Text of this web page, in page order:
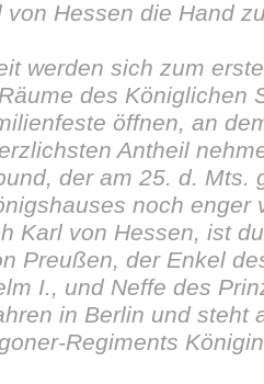
von Hessen die Hand
werden sich zum
des Königlichen
öffnen, an
Antheil
der am 25. d. Mts.
noch enger
Karl von Hessen, ist
Preußen, der Enkel
I., und Neffe des
in Berlin und steht
Regiments